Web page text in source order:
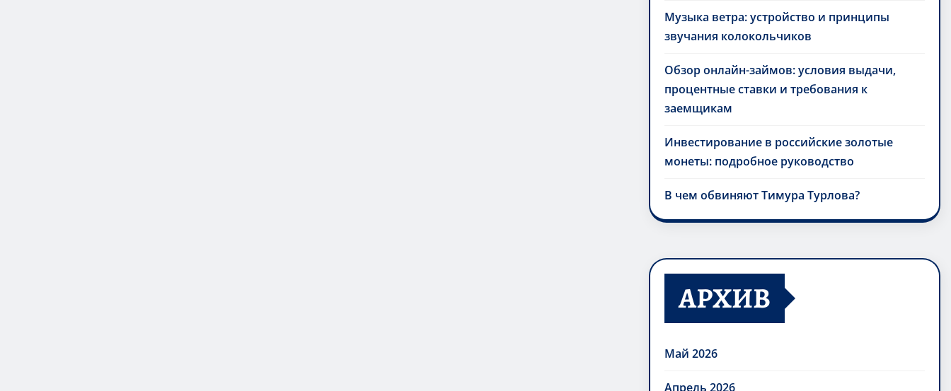
Музыка ветра: устройство и принципы
звучания колокольчиков
Обзор онлайн-займов: условия выдачи,
процентные ставки и требования к
заемщикам
Инвестирование в российские золотые
монеты: подробное руководство
В чем обвиняют Тимура Турлова?
АРХИВ
Май 2026
Апрель 2026